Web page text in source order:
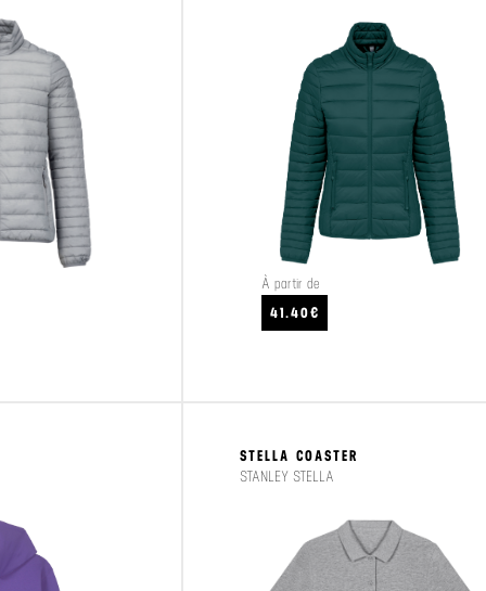
VOIR LE PRODUIT
À partir de
41.40€
STELLA COASTER
STANLEY STELLA